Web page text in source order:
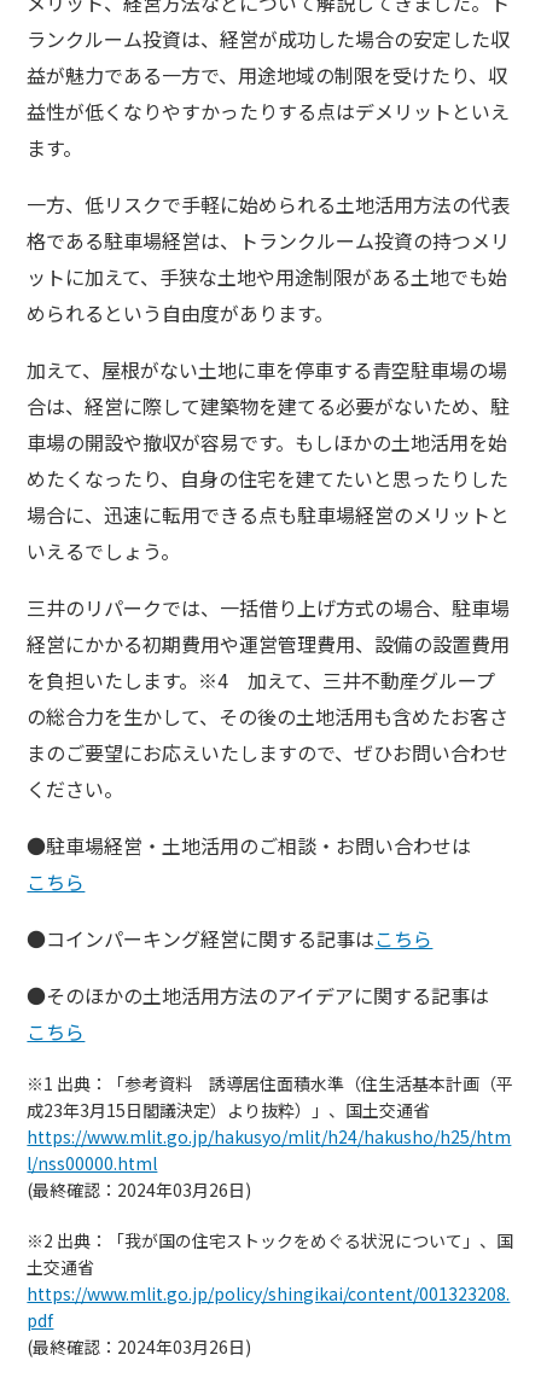
ランクルーム投資は、経営が成功した場合の安定した収
益が魅力である一方で、用途地域の制限を受けたり、収
益性が低くなりやすかったりする点はデメリットといえ
ます。
一方、低リスクで手軽に始められる土地活用方法の代表
格である駐車場経営は、トランクルーム投資の持つメリ
ットに加えて、手狭な土地や用途制限がある土地でも始
められるという自由度があります。
加えて、屋根がない土地に車を停車する青空駐車場の場
合は、経営に際して建築物を建てる必要がないため、駐
車場の開設や撤収が容易です。もしほかの土地活用を始
めたくなったり、自身の住宅を建てたいと思ったりした
場合に、迅速に転用できる点も駐車場経営のメリットと
いえるでしょう。
三井のリパークでは、一括借り上げ方式の場合、駐車場
経営にかかる初期費用や運営管理費用、設備の設置費用
を負担いたします。※4 加えて、三井不動産グループ
の総合力を生かして、その後の土地活用も含めたお客さ
まのご要望にお応えいたしますので、ぜひお問い合わせ
ください。
●駐車場経営・土地活用のご相談・お問い合わせは
こちら
●コインパーキング経営に関する記事はこちら
●そのほかの土地活用方法のアイデアに関する記事は
こちら
※1 出典：「参考資料 誘導居住面積水準（住生活基本計画（平
成23年3月15日閣議決定）より抜粋）」、国土交通省
https://www.mlit.go.jp/hakusyo/mlit/h24/hakusho/h25/htm
l/nss00000.html
(最終確認：2024年03月26日)
※2 出典：「我が国の住宅ストックをめぐる状況について」、国
土交通省
https://www.mlit.go.jp/policy/shingikai/content/001323208.
pdf
(最終確認：2024年03月26日)